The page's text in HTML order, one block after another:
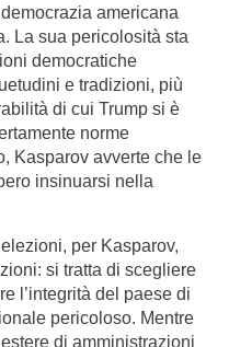
americana
La sua pericolosità sta
democratiche
e tradizioni, più
di cui Trump si è
norme
Kasparov avverte che le
insinuarsi nella
per Kasparov,
si tratta di scegliere
l’integrità del paese di
pericoloso. Mentre
di amministrazioni